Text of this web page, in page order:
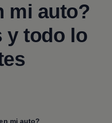
mi auto?
y todo lo
mi auto?